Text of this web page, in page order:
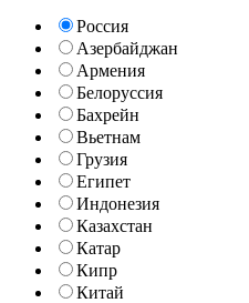
Россия
Азербайджан
Армения
Белоруссия
Бахрейн
Вьетнам
Грузия
Египет
Индонезия
Казахстан
Катар
Кипр
Китай